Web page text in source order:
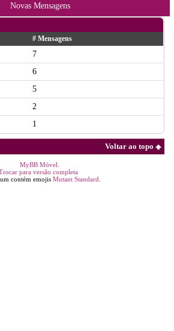
Novas Mensagens
# Mensagens
7
6
5
2
1
Voltar ao topo
MyBB Móvel
para versão completa
contém emojis Mutant Standard